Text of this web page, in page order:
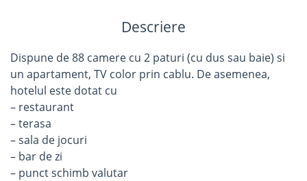
Descriere
Dispune de 88 camere cu 2 paturi (cu dus sau baie) si
un apartament, TV color prin cablu. De asemenea,
hotelul este dotat cu
– restaurant
– terasa
– sala de jocuri
– bar de zi
– punct schimb valutar